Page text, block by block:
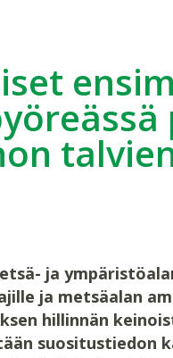
ja
ja metsäalan
hillinnän
suositustiedon